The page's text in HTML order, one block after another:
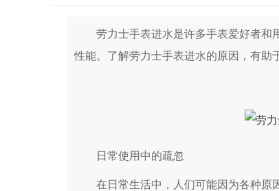
劳力士手表进水是许多手表爱好者和用
性能。了解劳力士手表进水的原因，有助
日常使用中的疏忽
在日常生活中，人们可能因为各种原